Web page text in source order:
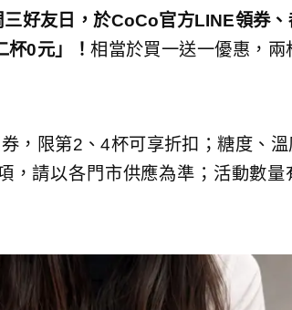
好友日，於CoCo官方LINE領券、
杯0元」！相當於買一送一優惠，
，限第2、4杯可享折扣；糖度、溫
，請以各門市供應為準；活動數量